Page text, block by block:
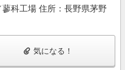
科工場 住所：長野県茅野
気になる！